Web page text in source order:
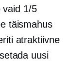
1/5
täismahus
atraktiivne
uusi